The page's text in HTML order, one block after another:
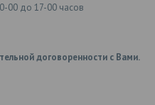
00 до 17-00 часов
договоренности с Вами.